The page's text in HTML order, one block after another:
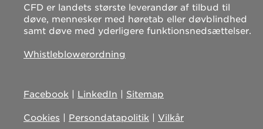
CFD er landets største leverandør af tilbud til
døve, mennesker med høretab eller døvblindhed
samt døve med yderligere funktionsnedsættelser.
Whistleblowerordning
Facebook LinkedIn Sitemap
Cookies Persondatapolitik Vilkår